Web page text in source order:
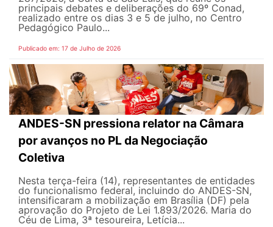
principais debates e deliberações do 69º Conad,
realizado entre os dias 3 e 5 de julho, no Centro
Pedagógico Paulo...
Publicado em: 17 de Julho de 2026
ANDES-SN pressiona relator na Câmara
por avanços no PL da Negociação
Coletiva
Nesta terça-feira (14), representantes de entidades
do funcionalismo federal, incluindo do ANDES-SN,
intensificaram a mobilização em Brasília (DF) pela
aprovação do Projeto de Lei 1.893/2026. Maria do
Céu de Lima, 3ª tesoureira, Letícia...